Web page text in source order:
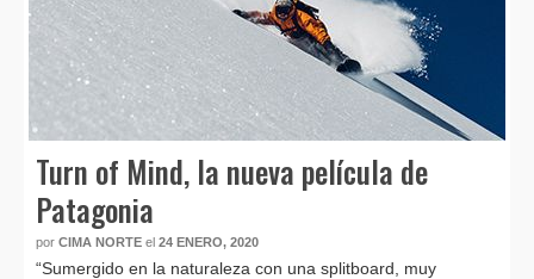
Turn of Mind, la nueva película de
Patagonia
por CIMA NORTE el 24 ENERO, 2020
“Sumergido en la naturaleza con una splitboard, muy